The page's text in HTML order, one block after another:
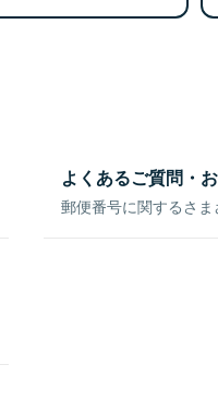
よくあるご質問・
郵便番号に関するさま